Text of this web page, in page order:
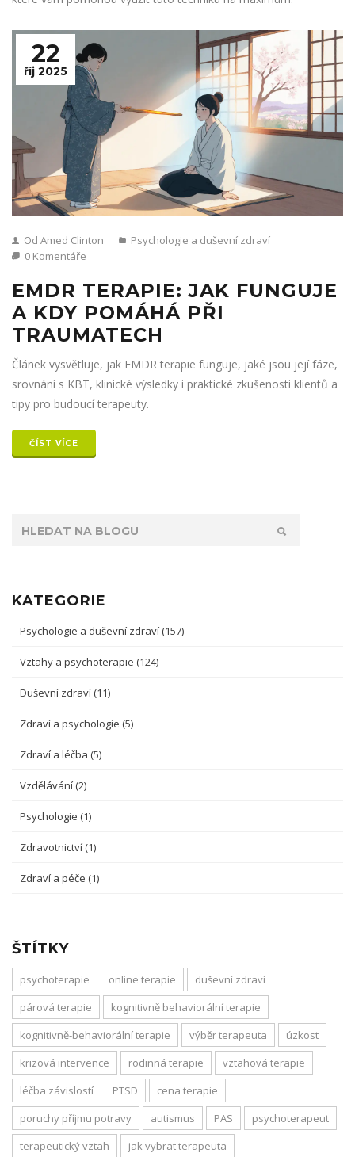
22
říj 2025
Od Amed Clinton
Psychologie a duševní zdraví
0 Komentáře
EMDR TERAPIE: JAK FUNGUJE
A KDY POMÁHÁ PŘI
TRAUMATECH
Článek vysvětluje, jak EMDR terapie funguje, jaké jsou její fáze,
srovnání s KBT, klinické výsledky i praktické zkušenosti klientů a
tipy pro budoucí terapeuty.
ČÍST VÍCE
KATEGORIE
Psychologie a duševní zdraví (157)
Vztahy a psychoterapie (124)
Duševní zdraví (11)
Zdraví a psychologie (5)
Zdraví a léčba (5)
Vzdělávání (2)
Psychologie (1)
Zdravotnictví (1)
Zdraví a péče (1)
ŠTÍTKY
psychoterapie online terapie
duševní zdraví
párová terapie
kognitivně behaviorální terapie
kognitivně-behaviorální terapie
výběr terapeuta
úzkost
krizová intervence
rodinná terapie
vztahová terapie
léčba závislostí
PTSD
cena terapie
poruchy příjmu potravy
autismus PAS
psychoterapeut
terapeutický vztah
jak vybrat terapeuta